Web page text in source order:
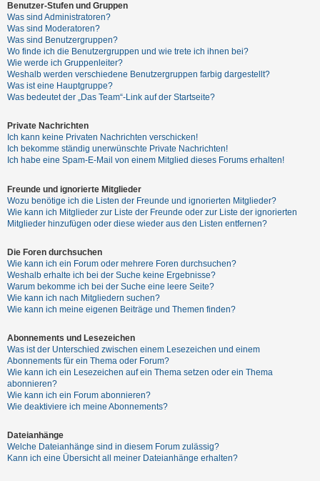
Benutzer-Stufen und Gruppen
Was sind Administratoren?
Was sind Moderatoren?
Was sind Benutzergruppen?
Wo finde ich die Benutzergruppen und wie trete ich ihnen bei?
Wie werde ich Gruppenleiter?
Weshalb werden verschiedene Benutzergruppen farbig dargestellt?
Was ist eine Hauptgruppe?
Was bedeutet der „Das Team“-Link auf der Startseite?
Private Nachrichten
Ich kann keine Privaten Nachrichten verschicken!
Ich bekomme ständig unerwünschte Private Nachrichten!
Ich habe eine Spam-E-Mail von einem Mitglied dieses Forums erhalten!
Freunde und ignorierte Mitglieder
Wozu benötige ich die Listen der Freunde und ignorierten Mitglieder?
Wie kann ich Mitglieder zur Liste der Freunde oder zur Liste der ignorierten
Mitglieder hinzufügen oder diese wieder aus den Listen entfernen?
Die Foren durchsuchen
Wie kann ich ein Forum oder mehrere Foren durchsuchen?
Weshalb erhalte ich bei der Suche keine Ergebnisse?
Warum bekomme ich bei der Suche eine leere Seite?
Wie kann ich nach Mitgliedern suchen?
Wie kann ich meine eigenen Beiträge und Themen finden?
Abonnements und Lesezeichen
Was ist der Unterschied zwischen einem Lesezeichen und einem
Abonnements für ein Thema oder Forum?
Wie kann ich ein Lesezeichen auf ein Thema setzen oder ein Thema
abonnieren?
Wie kann ich ein Forum abonnieren?
Wie deaktiviere ich meine Abonnements?
Dateianhänge
Welche Dateianhänge sind in diesem Forum zulässig?
Kann ich eine Übersicht all meiner Dateianhänge erhalten?